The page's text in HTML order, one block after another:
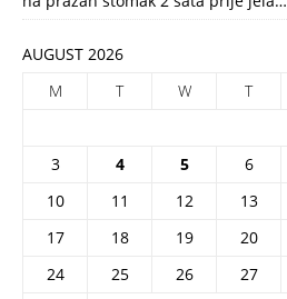
AUGUST 2026
M
T W T
3
4 5 6
10
11 12 13
17
18 19 20
24
25 26 27